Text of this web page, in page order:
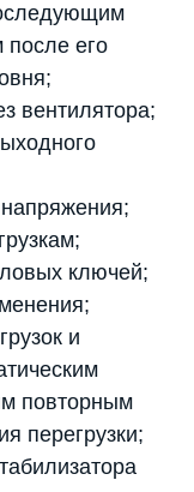
после его
вентилятора;
ключей;
и
повторным
перегрузки;